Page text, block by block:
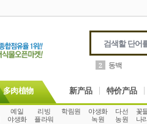
2 동백
多肉植物 新产品 特价产品
예일
야생화
리빙
플라워
학림원
야생화
녹원
다선
농원
꽃
나